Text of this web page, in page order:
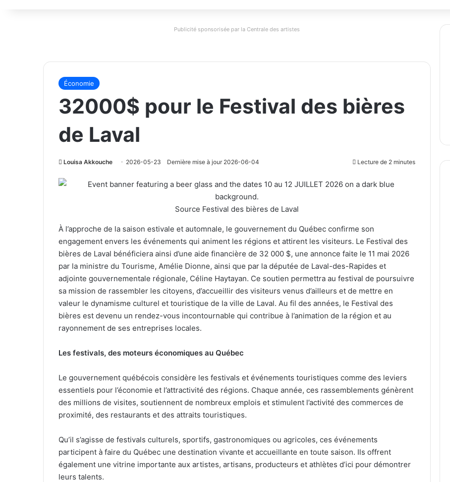
Publicité sponsorisée par la Centrale des artistes
Économie
32000$ pour le Festival des bières
de Laval
Louisa Akkouche 2026-05-23 Dernière mise à jour 2026-06-04 Lecture de 2 minutes
Source Festival des bières de Laval
À l’approche de la saison estivale et automnale, le gouvernement du Québec confirme son
engagement envers les événements qui animent les régions et attirent les visiteurs. Le Festival des
bières de Laval bénéficiera ainsi d’une aide financière de 32 000 $, une annonce faite le 11 mai 2026
par la ministre du Tourisme, Amélie Dionne, ainsi que par la députée de Laval-des-Rapides et
adjointe gouvernementale régionale, Céline Haytayan. Ce soutien permettra au festival de poursuivre
sa mission de rassembler les citoyens, d’accueillir des visiteurs venus d’ailleurs et de mettre en
valeur le dynamisme culturel et touristique de la ville de Laval. Au fil des années, le Festival des
bières est devenu un rendez-vous incontournable qui contribue à l’animation de la région et au
rayonnement de ses entreprises locales.
Les festivals, des moteurs économiques au Québec
Le gouvernement québécois considère les festivals et événements touristiques comme des leviers
essentiels pour l’économie et l’attractivité des régions. Chaque année, ces rassemblements génèrent
des millions de visites, soutiennent de nombreux emplois et stimulent l’activité des commerces de
proximité, des restaurants et des attraits touristiques.
Qu’il s’agisse de festivals culturels, sportifs, gastronomiques ou agricoles, ces événements
participent à faire du Québec une destination vivante et accueillante en toute saison. Ils offrent
également une vitrine importante aux artistes, artisans, producteurs et athlètes d’ici pour démontrer
leurs talents.